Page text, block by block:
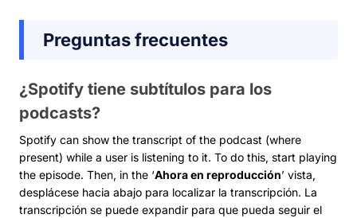
Preguntas frecuentes
¿Spotify tiene subtítulos para los
podcasts?
Spotify can show the transcript of the podcast (where
present) while a user is listening to it. To do this, start playing
the episode. Then, in the ‘Ahora en reproducción’ vista,
desplácese hacia abajo para localizar la transcripción. La
transcripción se puede expandir para que pueda seguir el